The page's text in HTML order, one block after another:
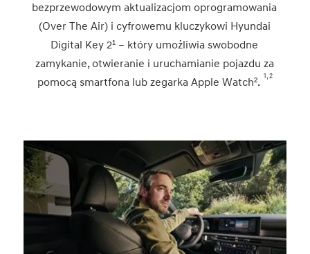
bezprzewodowym aktualizacjom oprogramowania
(Over The Air) i cyfrowemu kluczykowi Hyundai
Digital Key 2¹ – który umożliwia swobodne
zamykanie, otwieranie i uruchamianie pojazdu za
pomocą smartfona lub zegarka Apple Watch². 1, 2